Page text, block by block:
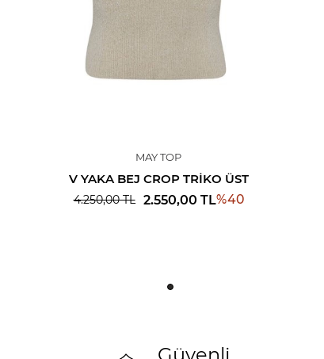
MAY TOP
V YAKA BEJ CROP TRIKO ÜST
4.250,00TL 2.550,00 TL%40